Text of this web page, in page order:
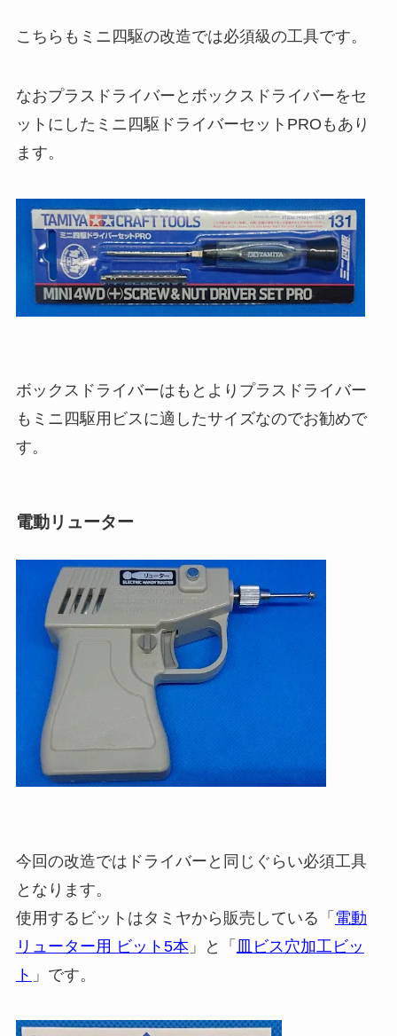
こちらもミニ四駆の改造では必須級の工具です。
なおプラスドライバーとボックスドライバーをセ
ットにしたミニ四駆ドライバーセットPROもあり
ます。
ボックスドライバーはもとよりプラスドライバー
もミニ四駆用ビスに適したサイズなのでお勧めで
す。
電動リューター
今回の改造ではドライバーと同じぐらい必須工具
となります。
使用するビットはタミヤから販売している「 電動
リューター用 ビット5本 」と「 皿ビス穴加工ビッ
ト 」です。